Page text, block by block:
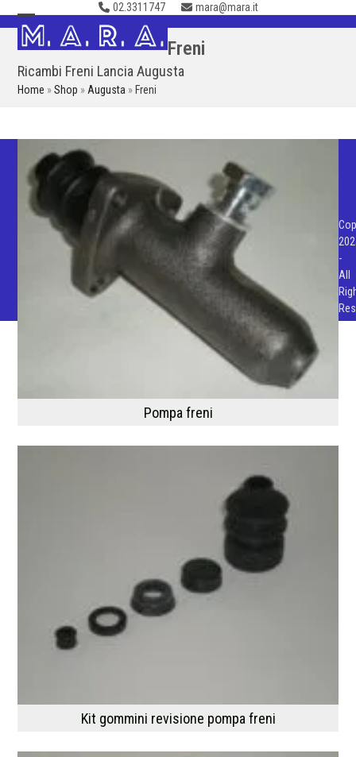
Skip
to
content
02.3311747 mara@mara.it
Open
menu
Close
menu
Freni
Ricambi Freni Lancia Augusta
Home »Shop » Augusta » Freni
Pompa freni
Kit gommini revisione pompa freni
-
All